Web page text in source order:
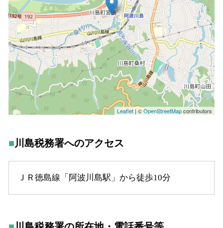
川島税務署へのアクセス
ＪＲ徳島線「阿波川島駅」から徒歩10分